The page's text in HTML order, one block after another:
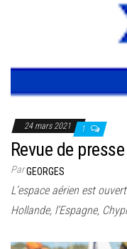
24 mars 2021 1
Revue de
ParGEORGES
L’espace aérien est
Hollande, l’Espagne,